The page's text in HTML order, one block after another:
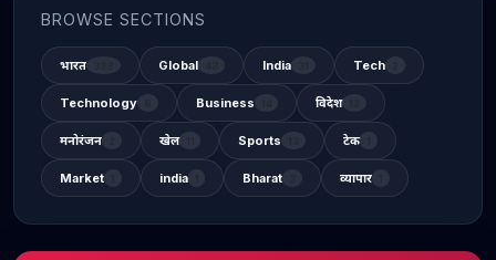
BROWSE SECTIONS
भारत Global India Tech
Technology Business विदेश
मनोरंजन खेल Sports टेक
Market india Bharat व्यापार